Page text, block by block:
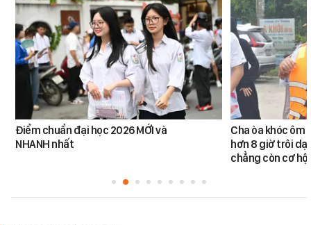
Điểm chuẩn đại học 2026 MỚI và
NHANH nhất
Cha òa khóc ôm
hơn 8 giờ trôi
chẳng còn cơ